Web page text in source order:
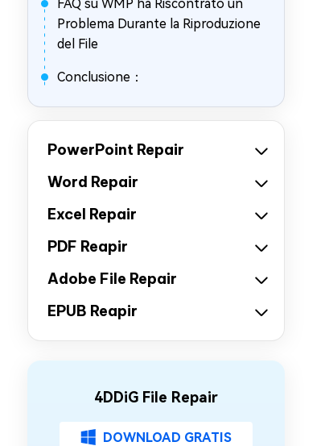
FAQ su WMP ha Riscontrato un
Problema Durante la Riproduzione
del File
Conclusione：
PowerPoint Repair
Word Repair
Excel Repair
PDF Reapir
Adobe File Repair
EPUB Reapir
4DDiG File Repair
DOWNLOAD GRATIS